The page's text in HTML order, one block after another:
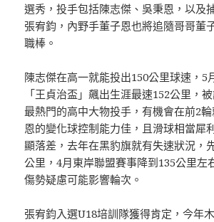
選秀，投手包括陳志傑、吳秉恩，以及
張宥鈞，內野手董子恩也將追隨哥哥董
職棒。
陳志傑在高一就能投出150公里球速，5
「王貞治盃」飆出生涯最速152公里，
最熱門的高中大物投手，有機會在前2
恩的變化球控制能力佳，且滑球相當犀
顯落差，去年在黑豹旗就有失速狀況，
公里，4月東岸聯盟賽事降到135公里左
傷勢疑慮可能影響輪次。
張宥鈞入選U18培訓隊獲得肯定，今年